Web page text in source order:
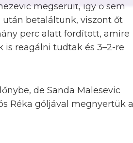
megsérült, így ő sem
után betaláltunk, viszont őt
perc alatt fordított, amire
is reagálni tudtak és 3–2-re
de Sanda Malesevic
Réka góljával megnyertük a